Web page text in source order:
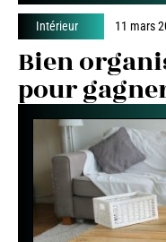
Intérieur 11 mars
Bien
pour